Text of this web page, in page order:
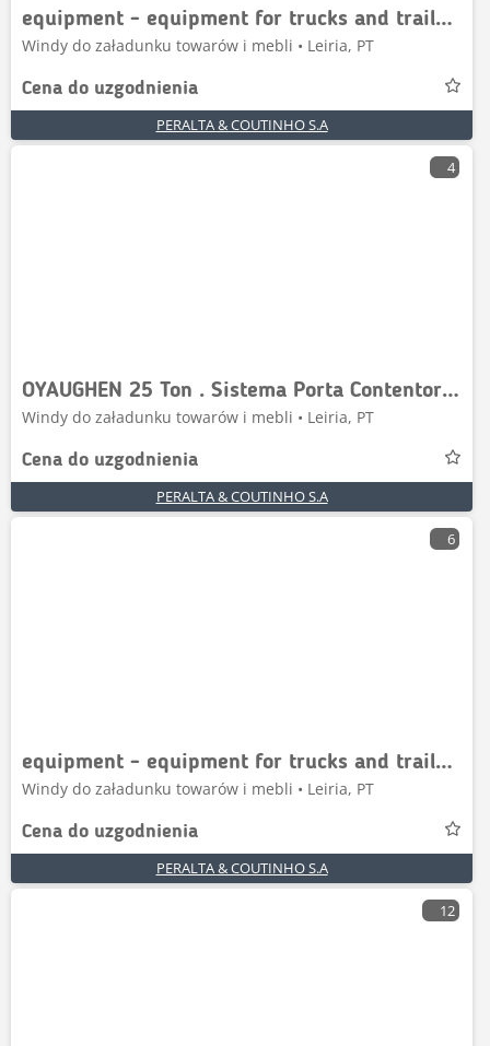
equipment - equipment for trucks and trailers - ta
Windy do załadunku towarów i mebli • Leiria, PT
Cena do uzgodnienia
PERALTA & COUTINHO S.A
4
OYAUGHEN 25 Ton . Sistema Porta Contentores de Gan
Windy do załadunku towarów i mebli • Leiria, PT
Cena do uzgodnienia
PERALTA & COUTINHO S.A
6
equipment - equipment for trucks and trailers - ta
Windy do załadunku towarów i mebli • Leiria, PT
Cena do uzgodnienia
PERALTA & COUTINHO S.A
12